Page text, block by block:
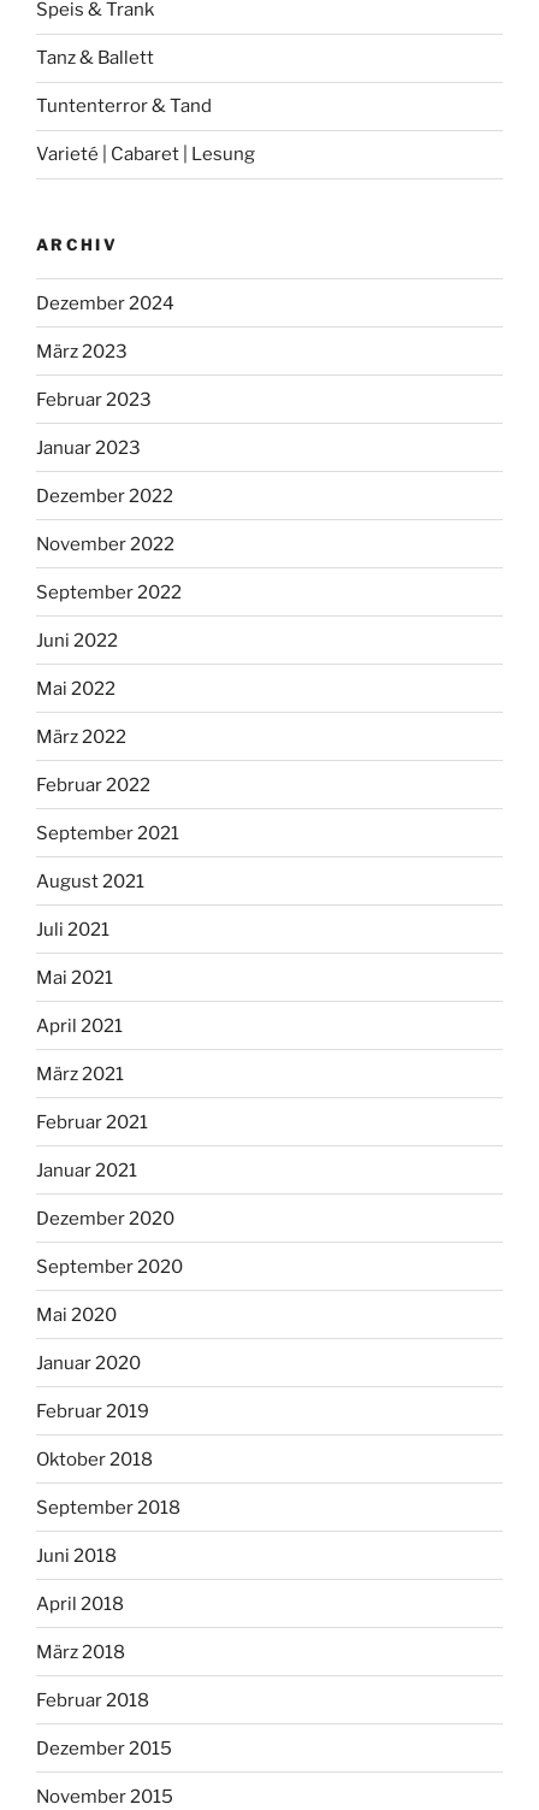
Speis & Trank
Tanz & Ballett
Tuntenterror & Tand
Varieté | Cabaret | Lesung
ARCHIV
Dezember 2024
März 2023
Februar 2023
Januar 2023
Dezember 2022
November 2022
September 2022
Juni 2022
Mai 2022
März 2022
Februar 2022
September 2021
August 2021
Juli 2021
Mai 2021
April 2021
März 2021
Februar 2021
Januar 2021
Dezember 2020
September 2020
Mai 2020
Januar 2020
Februar 2019
Oktober 2018
September 2018
Juni 2018
April 2018
März 2018
Februar 2018
Dezember 2015
November 2015